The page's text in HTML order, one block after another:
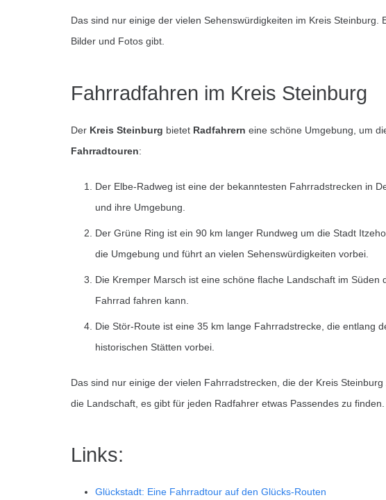
Das sind nur einige der vielen Sehenswürdigkeiten im Kreis
Bilder und Fotos gibt.
Fahrradfahren im Kreis Steinburg
Der Kreis Steinburg bietet Radfahrern eine schöne Umgebung, um
Fahrradtouren:
Der Elbe-Radweg ist eine der bekanntesten Fahrradstrecken in
und ihre Umgebung.
Der Grüne Ring ist ein 90 km langer Rundweg um die Stadt
die Umgebung und führt an vielen Sehenswürdigkeiten vorbei.
Die Kremper Marsch ist eine schöne flache Landschaft im
Fahrrad fahren kann.
Die Stör-Route ist eine 35 km lange Fahrradstrecke, die entlang
historischen Stätten vorbei.
Das sind nur einige der vielen Fahrradstrecken, die der Kreis
die Landschaft, es gibt für jeden Radfahrer etwas Passendes zu finden.
Links:
Glückstadt: Eine Fahrradtour auf den Glücks-Routen